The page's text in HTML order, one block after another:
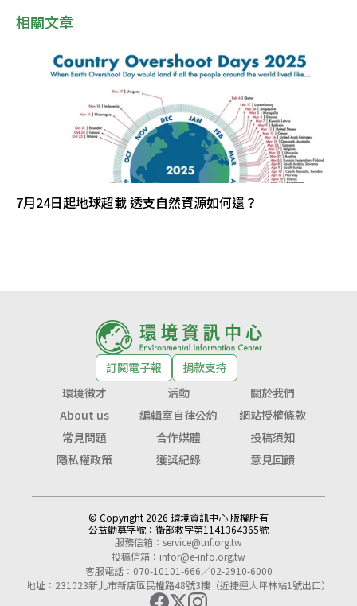
相關文章
7月24日起地球超載 透支自然資源如何還？
訂閱電子報
捐款支持
環境徵才
活動
關於我們
About us
編輯室自律公約
網站授權條款
常見問題
合作媒體
投稿須知
隱私權政策
獲獎紀錄 意見回饋
© Copyright 2026 環境資訊中心 版權所有
公益勸募字號： 衛部救字第1141364365號
服務信箱： service@tnf.org.tw
投稿信箱： infor@e-info.org.tw
客服電話：070-10101-666／02-2910-6000
地址：231023新北市新店區民權路48號3樓（近捷運大坪林站1號出口）